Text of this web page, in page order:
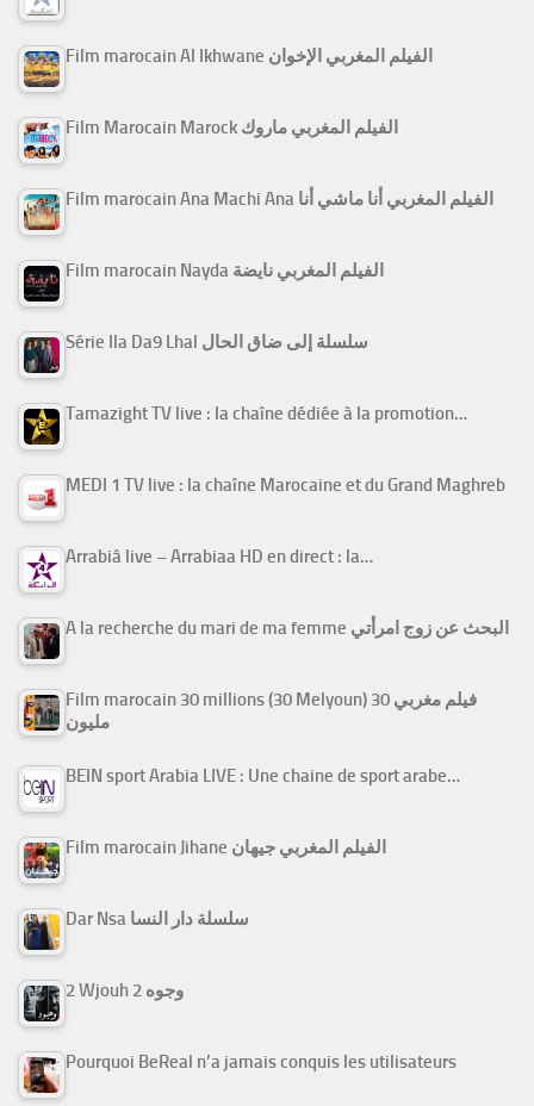
Film marocain Al Ikhwane الفيلم المغربي الإخوان
Film Marocain Marock الفيلم المغربي ماروك
Film marocain Ana Machi Ana الفيلم المغربي أنا ماشي أنا
Film marocain Nayda الفيلم المغربي نايضة
Série Ila Da9 Lhal سلسلة إلى ضاق الحال
Tamazight TV live : la chaîne dédiée à la promotion…
MEDI 1 TV live : la chaîne Marocaine et du Grand Maghreb
Arrabiâ live – Arrabiaa HD en direct : la…
A la recherche du mari de ma femme البحث عن زوج امرأتي
Film marocain 30 millions (30 Melyoun) فيلم مغربي 30
مليون
BEIN sport Arabia LIVE : Une chaine de sport arabe…
Film marocain Jihane الفيلم المغربي جيهان
Dar Nsa سلسلة دار النسا
2 Wjouh 2 وجوه
Pourquoi BeReal n’a jamais conquis les utilisateurs